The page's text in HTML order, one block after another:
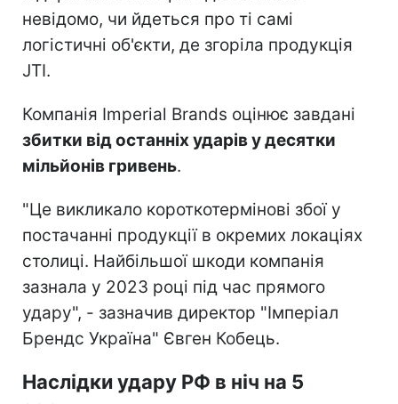
невідомо, чи йдеться про ті самі
логістичні об'єкти, де згоріла продукція
JTI.
Компанія Imperial Brands оцінює завдані
збитки від останніх ударів у десятки
мільйонів гривень.
"Це викликало короткотермінові збої у
постачанні продукції в окремих локаціях
столиці. Найбільшої шкоди компанія
зазнала у 2023 році під час прямого
удару", - зазначив директор "Імперіал
Брендс Україна" Євген Кобець.
Наслідки удару РФ в ніч на 5